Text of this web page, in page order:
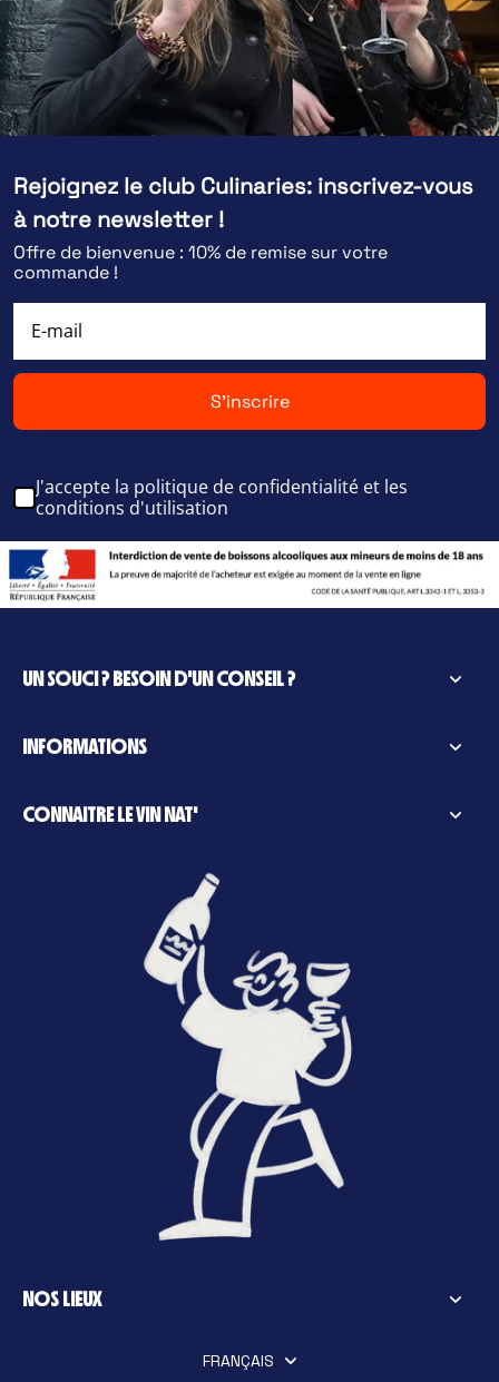
Rejoignez le club Culinaries: inscrivez-vous
à notre newsletter !
Offre de bienvenue : 10% de remise sur votre
commande !
S'inscrire
J'accepte la politique de confidentialité et les
conditions d'utilisation
UN SOUCI ? BESOIN D'UN CONSEIL ?
INFORMATIONS
CONNAITRE LE VIN NAT'
NOS LIEUX
FRANÇAIS